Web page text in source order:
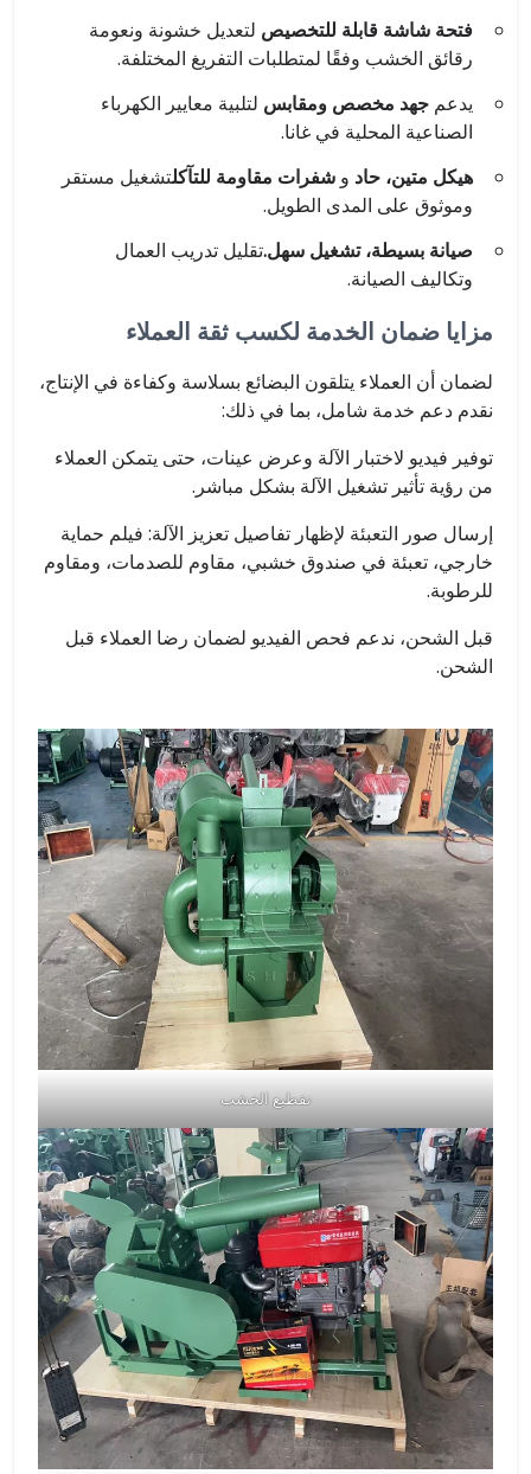
فتحة شاشة قابلة للتخصيص لتعديل خشونة ونعومة
رقائق الخشب وفقًا لمتطلبات التفريغ المختلفة.
يدعم جهد مخصص ومقابس لتلبية معايير الكهرباء
الصناعية المحلية في غانا.
هيكل متين، حاد و شفرات مقاومة للتآكلتشغيل مستقر
وموثوق على المدى الطويل.
صيانة بسيطة، تشغيل سهل.تقليل تدريب العمال
وتكاليف الصيانة.
مزايا ضمان الخدمة لكسب ثقة العملاء
لضمان أن العملاء يتلقون البضائع بسلاسة وكفاءة في الإنتاج،
نقدم دعم خدمة شامل، بما في ذلك:
توفير فيديو لاختبار الآلة وعرض عينات، حتى يتمكن العملاء
من رؤية تأثير تشغيل الآلة بشكل مباشر.
إرسال صور التعبئة لإظهار تفاصيل تعزيز الآلة: فيلم حماية
خارجي، تعبئة في صندوق خشبي، مقاوم للصدمات، ومقاوم
للرطوبة.
قبل الشحن، ندعم فحص الفيديو لضمان رضا العملاء قبل
الشحن.
تقطيع الخشب